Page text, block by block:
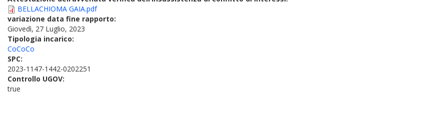
BELLACHIOMA GAIA.pdf
variazione data fine rapporto:
Giovedì, 27 Luglio, 2023
Tipologia incarico:
CoCoCo
SPC:
2023-1147-1442-0202251
Controllo UGOV:
true